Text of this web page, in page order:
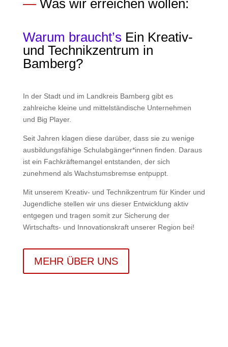
—Was wir erreichen wollen:
Warum braucht’s Ein Kreativ-
und Technikzentrum in
Bamberg?
In der Stadt und im Landkreis Bamberg gibt es
zahlreiche kleine und mittelständische Unternehmen
und Big Player.
Seit Jahren klagen diese darüber, dass sie zu wenige
ausbildungsfähige Schulabgänger*innen finden. Daraus
ist ein Fachkräftemangel entstanden, der sich
zunehmend als Wachstumsbremse entpuppt.
Mit unserem Kreativ- und Technikzentrum für Kinder und
Jugendliche stellen wir uns dieser Entwicklung aktiv
entgegen und tragen somit zur Sicherung der
Wirtschafts- und Innovationskraft unserer Region bei!
MEHR ÜBER UNS